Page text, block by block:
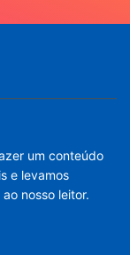
um conteúdo
e levamos
nosso leitor.